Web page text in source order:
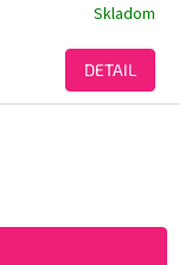
Skladom
DETAIL